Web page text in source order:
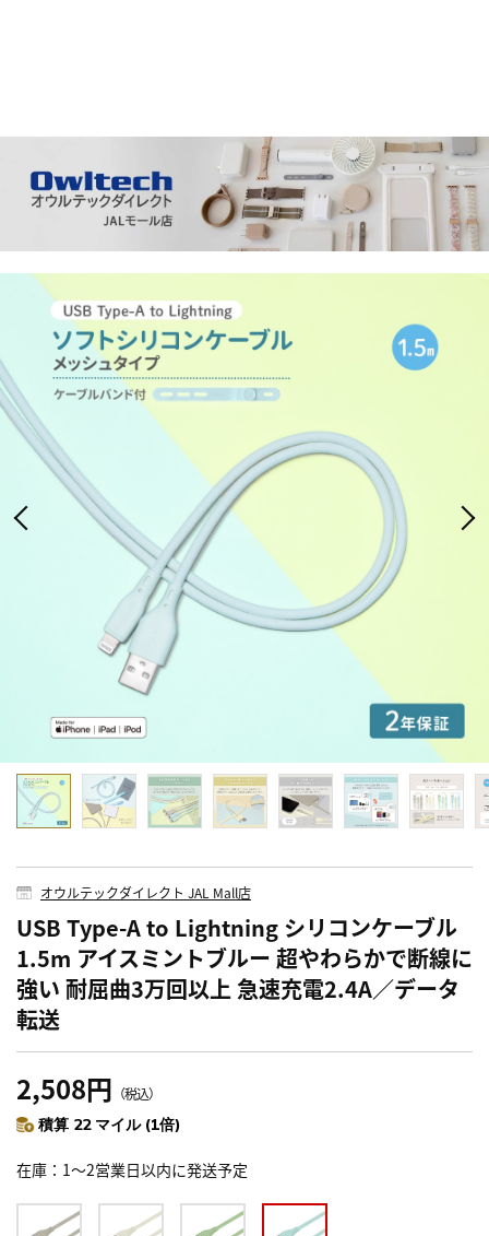
オウルテックダイレクト JAL Mall店
USB Type-A to Lightning シリコンケーブル
1.5m アイスミントブルー 超やわらかで断線に
強い 耐屈曲3万回以上 急速充電2.4A／データ
転送
2,508円 （税込）
積算 22 マイル (1倍)
在庫 1～2営業日以内に発送予定